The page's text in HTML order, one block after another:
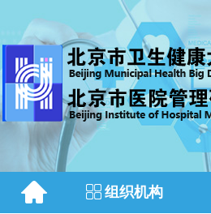
组织机构